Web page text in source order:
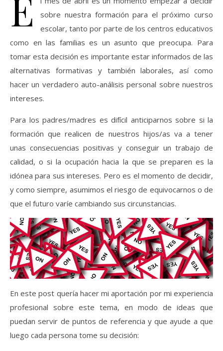
sobre nuestra formación para el próximo curso
escolar, tanto por parte de los centros educativos
como en las familias es un asunto que preocupa. Para
tomar esta decisión es importante estar informados de las
alternativas formativas y también laborales, así como
hacer un verdadero auto-análisis personal sobre nuestros
intereses.
Para los padres/madres es difícil anticiparnos sobre si la
formación que realicen de nuestros hijos/as va a tener
unas consecuencias positivas y conseguir un trabajo de
calidad, o si la ocupación hacia la que se preparen es la
idónea para sus intereses. Pero es el momento de decidir,
y como siempre, asumimos el riesgo de equivocarnos o de
que el futuro varíe cambiando sus circunstancias.
En este post quería hacer mi aportación por mi experiencia
profesional sobre este tema, en modo de ideas que
puedan servir de puntos de referencia y que ayude a que
luego cada persona tome su decisión: